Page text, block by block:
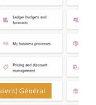
Général